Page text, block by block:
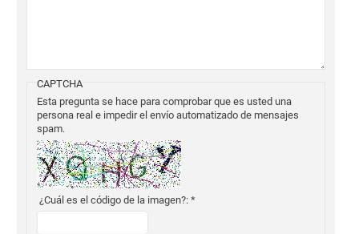
CAPTCHA
Esta pregunta se hace para comprobar que es usted una
persona real e impedir el envío automatizado de mensajes
spam.
¿Cuál es el código de la imagen?: *